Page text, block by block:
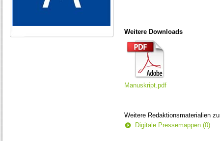
Weitere Downloads
Manuskript.pdf
Weitere Redaktionsmaterialien
Digitale Pressemappen (0)